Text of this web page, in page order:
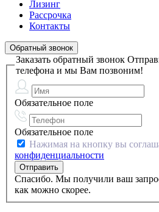
Лизинг
Рассрочка
Контакты
Обратный звонок
Заказать обратный звонок
телефона и мы Вам позвоним!
Обязательное поле
Обязательное поле
Нажимая на кнопку вы
конфиденциальности
Спасибо. Мы получили ваш
как можно скорее.